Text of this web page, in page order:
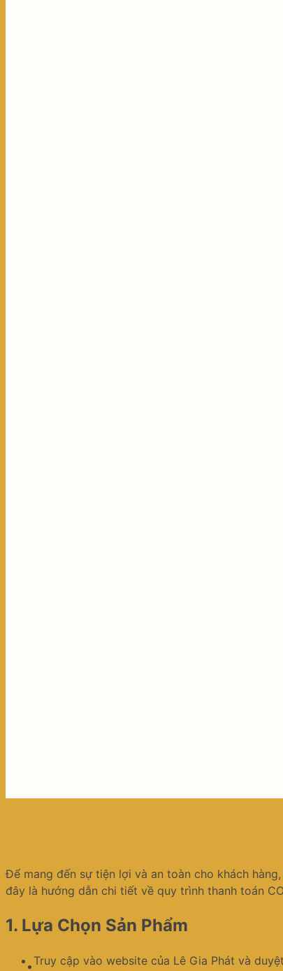
Để mang đến sự tiện lợi và an toàn cho khách hàng,
đây là hướng dẫn chi tiết về quy trình thanh toán
1. Lựa Chọn Sản Phẩm
Truy cập vào website của Lê Gia Phát và